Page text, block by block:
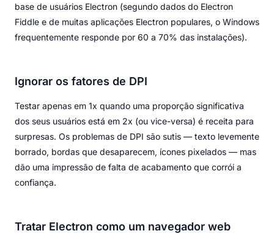
base de usuários Electron (segundo dados do Electron
Fiddle e de muitas aplicações Electron populares, o Windows
frequentemente responde por 60 a 70% das instalações).
Ignorar os fatores de DPI
Testar apenas em 1x quando uma proporção significativa
dos seus usuários está em 2x (ou vice-versa) é receita para
surpresas. Os problemas de DPI são sutis — texto levemente
borrado, bordas que desaparecem, ícones pixelados — mas
dão uma impressão de falta de acabamento que corrói a
confiança.
Tratar Electron como um navegador web